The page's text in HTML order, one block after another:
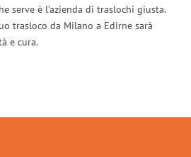
serve è l’azienda di traslochi giusta.
trasloco da Milano a Edirne sarà
e cura.